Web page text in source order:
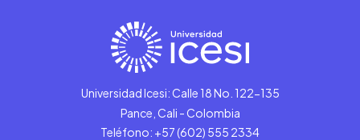
Universidad Icesi: Calle 18 No. 122-135
Pance, Cali - Colombia
Teléfono: +57 (602) 555 2334